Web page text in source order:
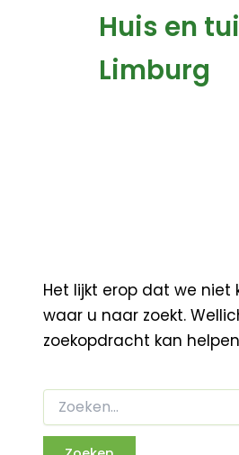
Huis en
Limburg
Het lijkt erop dat we niet
waar u naar zoekt.
zoekopdracht kan